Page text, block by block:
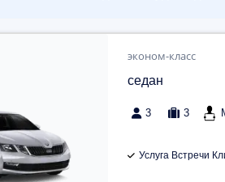
эконом-класс
седан
3 3
Услуга Встречи